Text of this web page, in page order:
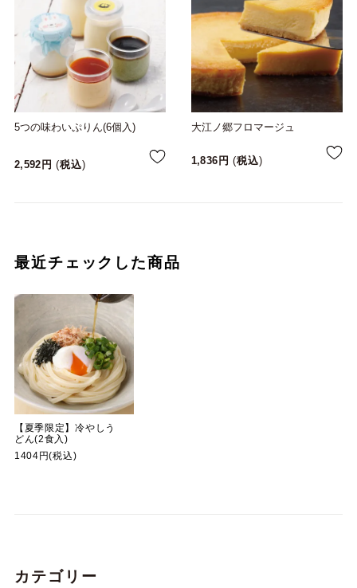
5つの味わいぷりん(6個入)
2,592 税込
大江ノ郷フロマージュ
1,836 税込
最近チェックした商品
【夏季限定】冷やしう
どん(2食入)
1404円(税込)
カテゴリー